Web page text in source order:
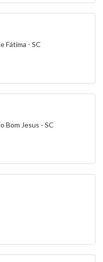
Fátima - SC
Bom Jesus - SC